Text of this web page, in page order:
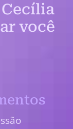
você